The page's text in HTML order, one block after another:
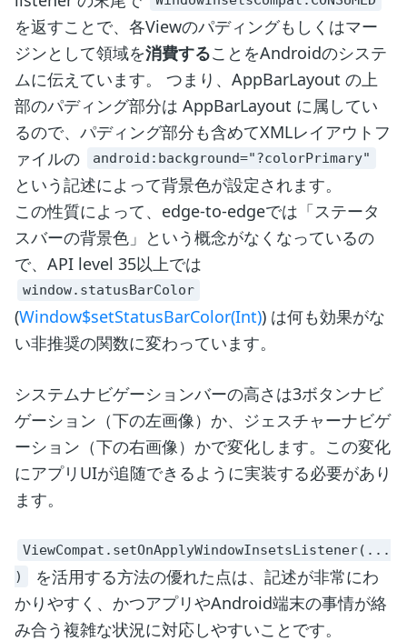
を返すことで、各Viewのパディングもしくはマー
ジンとして領域を消費することをAndroidのシステ
ムに伝えています。 つまり、AppBarLayout の上
部のパディング部分は AppBarLayout に属してい
るので、パディング部分も含めてXMLレイアウトフ
ァイルの
android:background="?colorPrimary"
という記述によって背景色が設定されます。
この性質によって、edge-to-edgeでは「ステータ
スバーの背景色」という概念がなくなっているの
で、API level 35以上では
window.statusBarColor
(Window$setStatusBarColor(Int)) は何も効果がな
い非推奨の関数に変わっています。
システムナビゲーションバーの高さは3ボタンナビ
ゲーション（下の左画像）か、ジェスチャーナビゲ
ーション（下の右画像）かで変化します。この変化
にアプリUIが追随できるように実装する必要があり
ます。
ViewCompat.setOnApplyWindowInsetsListener(...
)
を活用する方法の優れた点は、記述が非常にわ
かりやすく、かつアプリやAndroid端末の事情が絡
み合う複雑な状況に対応しやすいことです。